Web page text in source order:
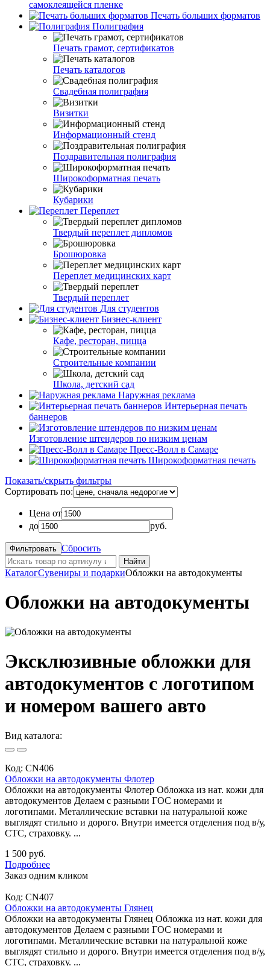
самоклеящейся пленке
Печать больших форматов
Полиграфия
Печать грамот, сертификатов
Печать каталогов
Свадебная полиграфия
Визитки
Информационный стенд
Поздравительная полиграфия
Широкоформатная печать
Кубарики
Переплет
Твердый переплет дипломов
Брошюровка
Переплет медицинских карт
Твердый переплет
Для студентов
Бизнес-клиент
Кафе, ресторан, пицца
Строительные компании
Школа, детский сад
Наружная реклама
Интерьерная печать
баннеров
Изготовление штендеров по низким ценам
Пресс-Волл в Самаре
Широкоформатная печать
Показать/скрыть фильтры
Сортировать по:
Цена от
до
руб.
Сбросить
Найти
КаталогСувениры и подаркиОбложки на автодокументы
Обложки на автодокументы
Эксклюзивные обложки для
автодокументов с логотипом
и номером вашего авто
Вид каталога:
Код: CN406
Обложки на автодокументы Флотер
Обложки на автодокументы Флотер Обложка из нат. кожи для
автодокументов Делаем с разными ГОС номерами и
логотипами. Металлические вставки на натуральной коже
выглядят стильно и дорого. Внутри имеется отделения под в/у,
СТС, страховку. ...
1 500 руб.
Подробнее
Заказ одним кликом
Код: CN407
Обложки на автодокументы Глянец
Обложки на автодокументы Глянец Обложка из нат. кожи для
автодокументов Делаем с разными ГОС номерами и
логотипами. Металлические вставки на натуральной коже
выглядят стильно и дорого. Внутри имеется отделения под в/у,
СТС, страховку. ...